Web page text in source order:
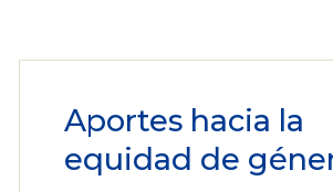
Aportes hacia la
equidad de